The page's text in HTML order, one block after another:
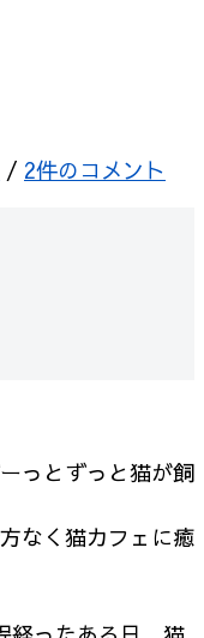
/ 2件のコメント
っとずっと猫が飼
なく猫カフェに癒